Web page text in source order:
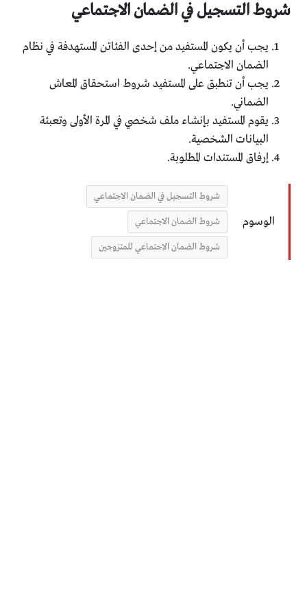
شروط التسجيل في الضمان الاجتماعي
يجب أن يكون المستفيد من إحدى الفئاتن المستهدفة في نظام
الضمان الاجتماعي.
يجب أن تنطبق على المستفيد شروط استحقاق المعاش
الضماني.
يقوم المستفيد بإنشاء ملف شخصي في المرة الأولى وتعبئة
البيانات الشخصية.
إرفاق المستندات المطلوبة.
الوسوم
شروط التسجيل في الضمان الاجتماعي
شروط الضمان الاجتماعي
شروط الضمان الاجتماعي للمتزوجين